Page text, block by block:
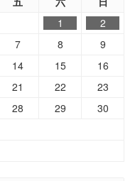
1
2
7 8
9
14 15
16
21 22
23
28 29
30